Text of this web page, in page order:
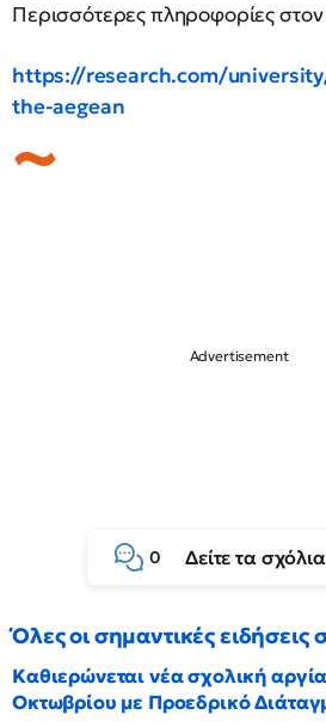
Περισσότερες πληροφορίες
https://research.com/
the-aegean
0 Δείτε τα σχόλια
Όλες οι σημαντικές ειδήσεις
Καθιερώνεται νέα σχολική
Οκτωβρίου με Προεδρικό